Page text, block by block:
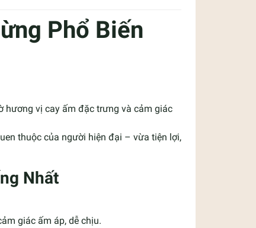
Phổ Biến
hương vị cay ấm đặc trưng và cảm giác
thuộc của người hiện đại – vừa tiện lợi,
Nhất
giác ấm áp, dễ chịu.